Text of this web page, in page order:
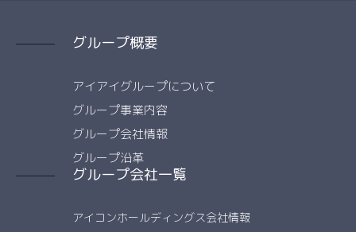
グループ概要
アイアイグループについて
グループ事業内容
グループ会社情報
グループ沿革
グループ会社一覧
アイコンホールディングス会社情報